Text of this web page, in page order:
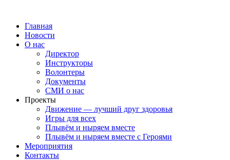
Главная
Новости
О нас
Директор
Инструкторы
Волонтеры
Документы
СМИ о нас
Проекты
Движение — лучший друг здоровья
Игры для всех
Плывём и ныряем вместе
Плывём и ныряем вместе c Героями
Мероприятия
Контакты